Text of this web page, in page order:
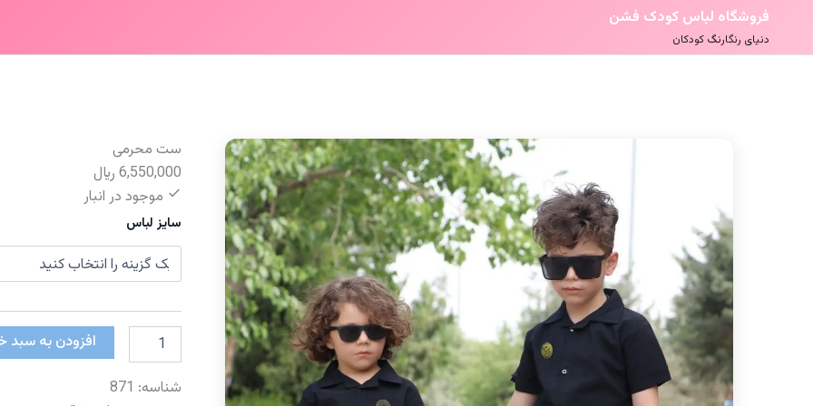
فروشگاه لباس کودک فشن
دنیای رنگارنگ کودکان
ست محرمی
6,550,000 ﷼
موجود در انبار
سایز لباس
ست
محرمی
افزودن به سبد
شناسه: 871